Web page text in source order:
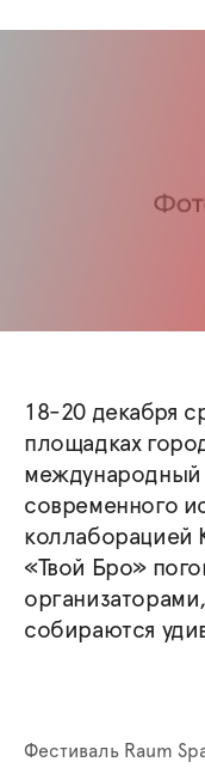
18-20 декабря
площадках
международный
современного
коллаборацией
«Твой Бро»
собираются
Фестиваль Raum